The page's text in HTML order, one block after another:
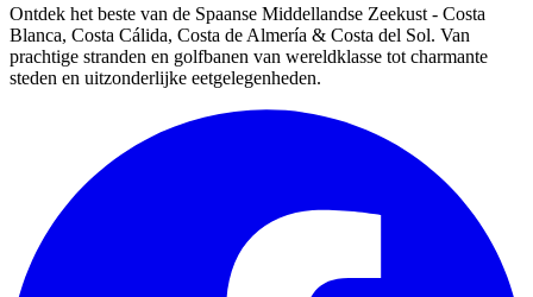
Ontdek het beste van de Spaanse Middellandse Zeekust - Costa
Blanca, Costa Cálida, Costa de Almería & Costa del Sol. Van
prachtige stranden en golfbanen van wereldklasse tot charmante
steden en uitzonderlijke eetgelegenheden.